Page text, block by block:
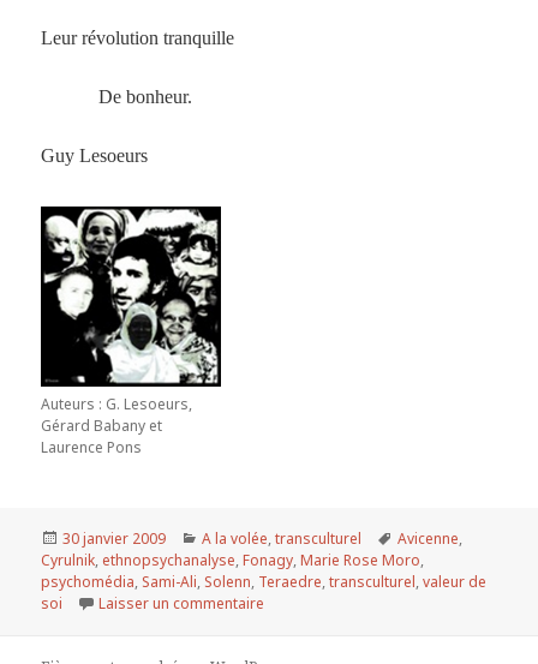
Leur révolution tranquille
De bonheur.
Guy Lesoeurs
Auteurs : G. Lesoeurs,
Gérard Babany et
Laurence Pons
Publié
le
30 janvier 2009 Catégories
A la volée,transculturel
Mots-
clés
Avicenne,
Cyrulnik, ethnopsychanalyse,Fonagy,Marie Rose Moro,
psychomédia, Sami-Ali, Solenn, Teraedre,transculturel,valeur de
soi
Laisser un commentaire